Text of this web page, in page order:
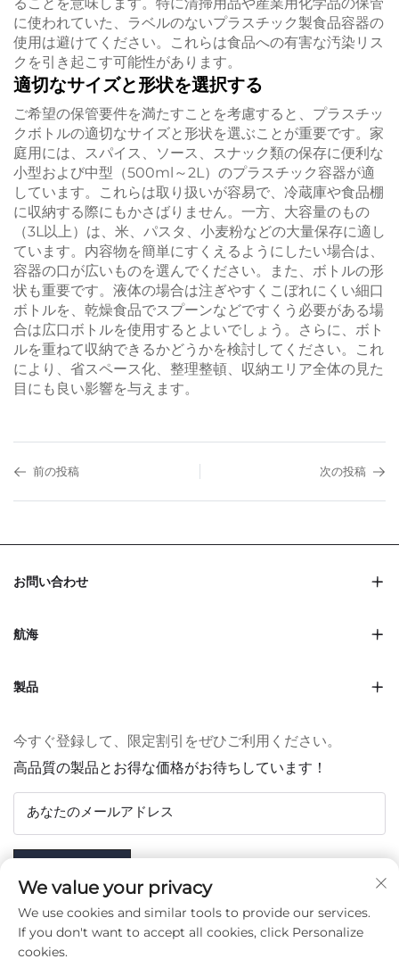
に使われていた、ラベルのないプラスチック製食品容器の
使用は避けてください。これらは食品への有害な汚染リス
クを引き起こす可能性があります。
適切なサイズと形状を選択する
ご希望の保管要件を満たすことを考慮すると、プラスチッ
クボトルの適切なサイズと形状を選ぶことが重要です。家
庭用には、スパイス、ソース、スナック類の保存に便利な
小型および中型（500ml～2L）のプラスチック容器が適
しています。これらは取り扱いが容易で、冷蔵庫や食品棚
に収納する際にもかさばりません。一方、大容量のもの
（3L以上）は、米、パスタ、小麦粉などの大量保存に適し
ています。内容物を簡単にすくえるようにしたい場合は、
容器の口が広いものを選んでください。また、ボトルの形
状も重要です。液体の場合は注ぎやすくこぼれにくい細口
ボトルを、乾燥食品でスプーンなどですくう必要がある場
合は広口ボトルを使用するとよいでしょう。さらに、ボト
ルを重ねて収納できるかどうかを検討してください。これ
により、省スペース化、整理整頓、収納エリア全体の見た
目にも良い影響を与えます。
前の投稿 次の投稿
お問い合わせ
航海
製品
今すぐ登録して、限定割引をぜひご利用ください。
高品質の製品とお得な価格がお待ちしています！
あなたのメールアドレス
We value your privacy
We use cookies and similar tools to provide our services.
If you don't want to accept all cookies, click Personalize
cookies.